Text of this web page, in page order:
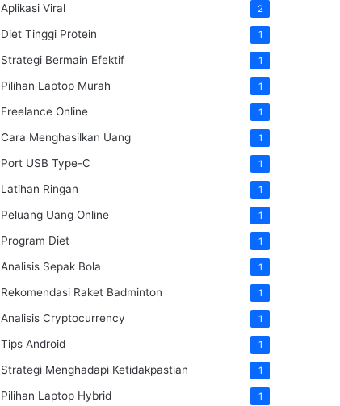
Aplikasi Viral 2
Diet Tinggi Protein 1
Strategi Bermain Efektif 1
Pilihan Laptop Murah 1
Freelance Online 1
Cara Menghasilkan Uang 1
Port USB Type-C 1
Latihan Ringan 1
Peluang Uang Online 1
Program Diet 1
Analisis Sepak Bola 1
Rekomendasi Raket Badminton 1
Analisis Cryptocurrency 1
Tips Android 1
Strategi Menghadapi Ketidakpastian 1
Pilihan Laptop Hybrid 1